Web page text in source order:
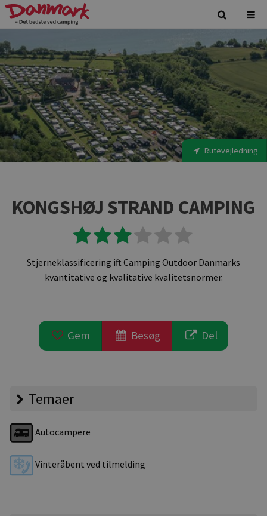
Rutevejledning
KONGSHØJ STRAND CAMPING
Stjerneklassificering ift Camping Outdoor Danmarks
kvantitative og kvalitative kvalitetsnormer.
Gem Besøg Del
Temaer
Autocampere
Vinteråbent ved tilmelding